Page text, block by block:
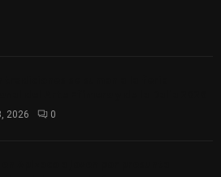
2026 0